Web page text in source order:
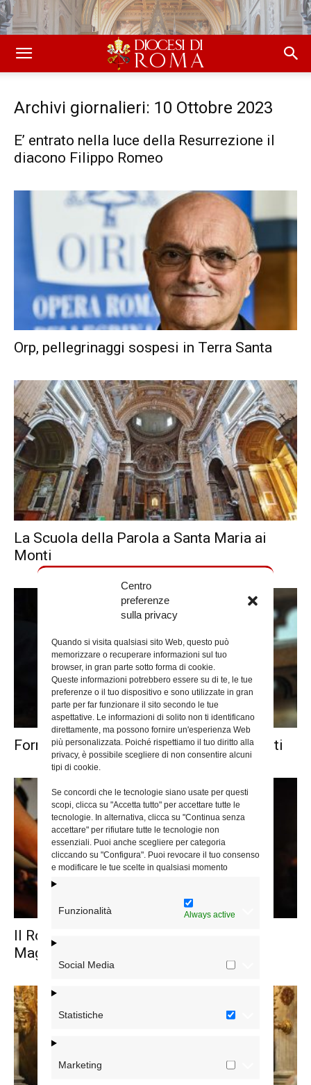
Centro
preferenze
sulla privacy
Quando si visita qualsiasi sito Web, questo può
memorizzare o recuperare informazioni sul tuo
browser, in gran parte sotto forma di cookie.
Queste informazioni potrebbero essere su di te, le tue
preferenze o il tuo dispositivo e sono utilizzate in gran
parte per far funzionare il sito secondo le tue
aspettative. Le informazioni di solito non ti identificano
direttamente, ma possono fornire un'esperienza Web
più personalizzata. Poiché rispettiamo il tuo diritto alla
privacy, è possibile scegliere di non consentire alcuni
tipi di cookie.
Se concordi che le tecnologie siano usate per questi
scopi, clicca su "Accetta tutto" per accettare tutte le
tecnologie. In alternativa, clicca su "Continua senza
accettare" per rifiutare tutte le tecnologie non
essenziali. Puoi anche scegliere per categoria
cliccando su "Configura". Puoi revocare il tuo consenso
e modificare le tue scelte in qualsiasi momento
Funzionalità Always active
Social Media
Statistiche
Marketing
Archivi giornalieri: 10 Ottobre 2023
E’ entrato nella luce della Resurrezione il
diacono Filippo Romeo
Orp, pellegrinaggi sospesi in Terra Santa
La Scuola della Parola a Santa Maria ai
Monti
Formazione permanente, gli appuntamenti
Il Rosario per la pace a Santa Maria
Maggiore